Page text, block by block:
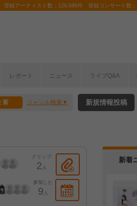
登録アーティスト数：126,686件 登録コンサート数
レポート ニュース ライブQ&A
ジャンル検索 新規情報投稿
クリップ
2 人
参加した
9 人
新着